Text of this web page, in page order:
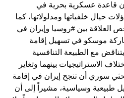
والباحث السياسي الفلسطيني
نيوز عربية”:
المفاوضات وأي حديث من هذا
الفلسطيني.
أن نتنياهو يعرض المجتمع
قاعدة عسكرية بحرية في
حيال خلفياتها ومدلولاتها، كما
العلاقة بين #روسيا وإيران في
موسكو في تسهيل إقامة
يتناقض مع الطبيعة التنافسية
الاستراتيجيات بينهما وتغاير
سوري أن تنجح إيران في إقامة
طبيعية وسياسية، مشيراً إلى أن